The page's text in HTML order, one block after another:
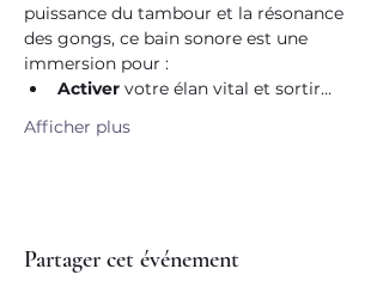
puissance du tambour et la résonance
des gongs, ce bain sonore est une
immersion pour :
Activer votre élan vital et sortir…
Afficher plus
Partager cet événement